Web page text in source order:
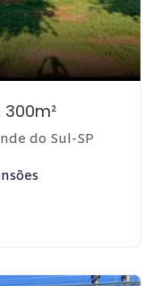
do Sul-SP